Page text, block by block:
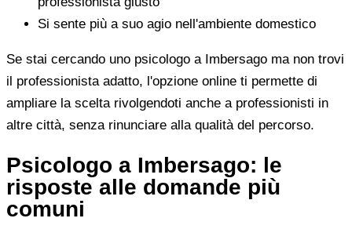
Si sente più a suo agio nell'ambiente domestico
Se stai cercando uno psicologo a Imbersago ma non trovi
il professionista adatto, l'opzione online ti permette di
ampliare la scelta rivolgendoti anche a professionisti in
altre città, senza rinunciare alla qualità del percorso.
Psicologo a Imbersago: le
risposte alle domande più
comuni